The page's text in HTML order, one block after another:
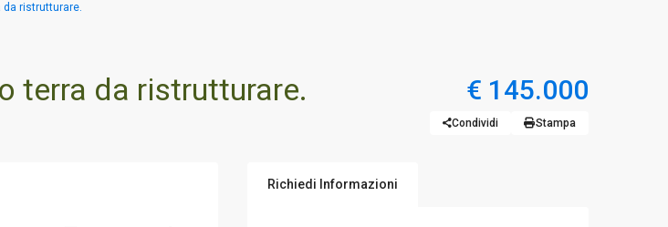
ristrutturare.
terra da ristrutturare. € 145.000
Condividi Stampa
Richiedi Informazioni